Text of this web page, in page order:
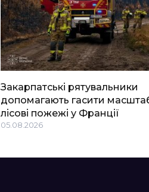
Закарпатські рятувальники
допомагають гасити
лісові пожежі у Франції
05.08.2026